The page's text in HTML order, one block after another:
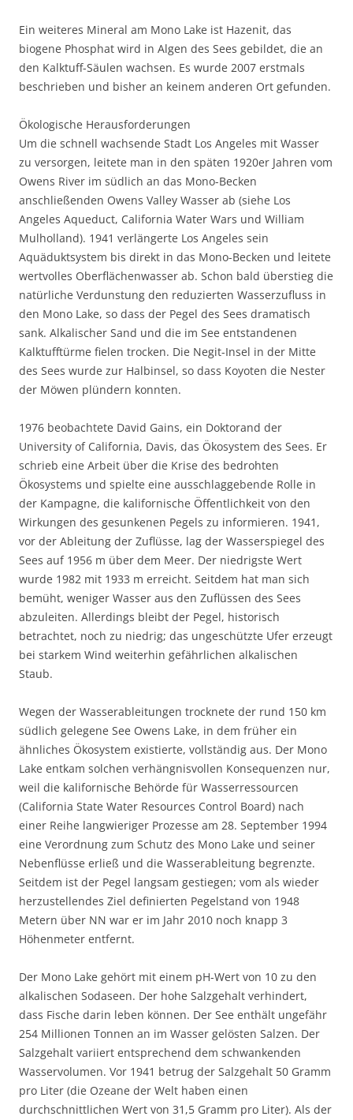
Ein weiteres Mineral am Mono Lake ist Hazenit, das
biogene Phosphat wird in Algen des Sees gebildet, die an
den Kalktuff-Säulen wachsen. Es wurde 2007 erstmals
beschrieben und bisher an keinem anderen Ort gefunden.
Ökologische Herausforderungen
Um die schnell wachsende Stadt Los Angeles mit Wasser
zu versorgen, leitete man in den späten 1920er Jahren vom
Owens River im südlich an das Mono-Becken
anschließenden Owens Valley Wasser ab (siehe Los
Angeles Aqueduct, California Water Wars und William
Mulholland). 1941 verlängerte Los Angeles sein
Aquäduktsystem bis direkt in das Mono-Becken und leitete
wertvolles Oberflächenwasser ab. Schon bald überstieg die
natürliche Verdunstung den reduzierten Wasserzufluss in
den Mono Lake, so dass der Pegel des Sees dramatisch
sank. Alkalischer Sand und die im See entstandenen
Kalktufftürme fielen trocken. Die Negit-Insel in der Mitte
des Sees wurde zur Halbinsel, so dass Koyoten die Nester
der Möwen plündern konnten.
1976 beobachtete David Gains, ein Doktorand der
University of California, Davis, das Ökosystem des Sees. Er
schrieb eine Arbeit über die Krise des bedrohten
Ökosystems und spielte eine ausschlaggebende Rolle in
der Kampagne, die kalifornische Öffentlichkeit von den
Wirkungen des gesunkenen Pegels zu informieren. 1941,
vor der Ableitung der Zuflüsse, lag der Wasserspiegel des
Sees auf 1956 m über dem Meer. Der niedrigste Wert
wurde 1982 mit 1933 m erreicht. Seitdem hat man sich
bemüht, weniger Wasser aus den Zuflüssen des Sees
abzuleiten. Allerdings bleibt der Pegel, historisch
betrachtet, noch zu niedrig; das ungeschützte Ufer erzeugt
bei starkem Wind weiterhin gefährlichen alkalischen
Staub.
Wegen der Wasserableitungen trocknete der rund 150 km
südlich gelegene See Owens Lake, in dem früher ein
ähnliches Ökosystem existierte, vollständig aus. Der Mono
Lake entkam solchen verhängnisvollen Konsequenzen nur,
weil die kalifornische Behörde für Wasserressourcen
(California State Water Resources Control Board) nach
einer Reihe langwieriger Prozesse am 28. September 1994
eine Verordnung zum Schutz des Mono Lake und seiner
Nebenflüsse erließ und die Wasserableitung begrenzte.
Seitdem ist der Pegel langsam gestiegen; vom als wieder
herzustellendes Ziel definierten Pegelstand von 1948
Metern über NN war er im Jahr 2010 noch knapp 3
Höhenmeter entfernt.
Der Mono Lake gehört mit einem pH-Wert von 10 zu den
alkalischen Sodaseen. Der hohe Salzgehalt verhindert,
dass Fische darin leben können. Der See enthält ungefähr
254 Millionen Tonnen an im Wasser gelösten Salzen. Der
Salzgehalt variiert entsprechend dem schwankenden
Wasservolumen. Vor 1941 betrug der Salzgehalt 50 Gramm
pro Liter (die Ozeane der Welt haben einen
durchschnittlichen Wert von 31,5 Gramm pro Liter). Als der